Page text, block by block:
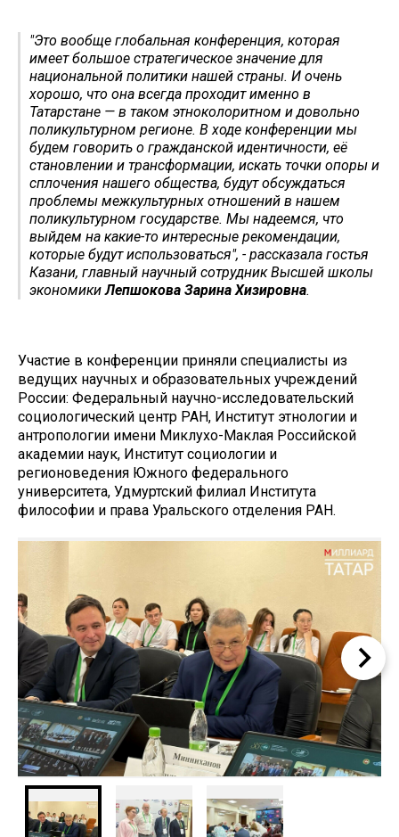
"Это вообще глобальная конференция, которая
имеет большое стратегическое значение для
национальной политики нашей страны. И очень
хорошо, что она всегда проходит именно в
Татарстане — в таком этноколоритном и довольно
поликультурном регионе. В ходе конференции мы
будем говорить о гражданской идентичности, её
становлении и трансформации, искать точки опоры и
сплочения нашего общества, будут обсуждаться
проблемы межкультурных отношений в нашем
поликультурном государстве. Мы надеемся, что
выйдем на какие-то интересные рекомендации,
которые будут использоваться", - рассказала гостья
Казани, главный научный сотрудник Высшей школы
экономикиЛепшокова Зарина Хизировна.
Участие в конференции приняли специалисты из
ведущих научных и образовательных учреждений
России: Федеральный научно-исследовательский
социологический центр РАН, Институт этнологии и
антропологии имени Миклухо-Маклая Российской
академии наук, Институт социологии и
регионоведения Южного федерального
университета, Удмуртский филиал Института
философии и права Уральского отделения РАН.